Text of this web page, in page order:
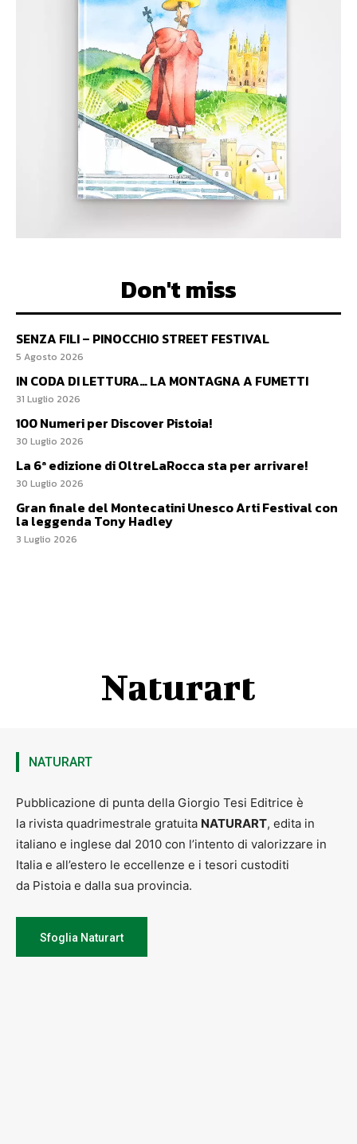
Don't miss
SENZA FILI – PINOCCHIO STREET FESTIVAL
5 Agosto 2026
IN CODA DI LETTURA… LA MONTAGNA A FUMETTI
31 Luglio 2026
100 Numeri per Discover Pistoia!
30 Luglio 2026
La 6ª edizione di OltreLaRocca sta per arrivare!
30 Luglio 2026
Gran finale del Montecatini Unesco Arti Festival con
la leggenda Tony Hadley
3 Luglio 2026
Naturart
NATURART
Pubblicazione di punta della Giorgio Tesi Editrice è
la rivista quadrimestrale gratuita NATURART, edita in
italiano e inglese dal 2010 con l’intento di valorizzare in
Italia e all’estero le eccellenze e i tesori custoditi
da Pistoia e dalla sua provincia.
Sfoglia Naturart